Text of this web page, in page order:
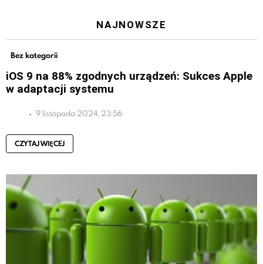
NAJNOWSZE
Bez kategorii
iOS 9 na 88% zgodnych urządzeń: Sukces Apple
w adaptacji systemu
9 listopada 2024, 23:56
CZYTAJ WIĘCEJ